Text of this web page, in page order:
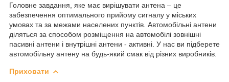
Головне завдання, яке має вирішувати антена – це
забезпечення оптимального прийому сигналу у міських
умовах та за межами населених пунктів. Автомобільні антени
діляться за способом розміщення на автомобілі зовнішні
пасивні антени і внутрішні антени - активні. У нас ви підберете
автомобільну антену на будь-який смак від різних виробників.
Приховати